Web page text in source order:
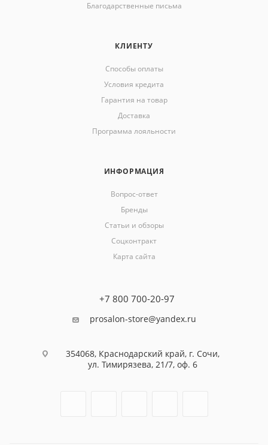
Благодарственные письма
КЛИЕНТУ
Способы оплаты
Условия кредита
Гарантия на товар
Доставка
Программа лояльности
ИНФОРМАЦИЯ
Вопрос-ответ
Бренды
Статьи и обзоры
Соцконтракт
Карта сайта
+7 800 700-20-97
prosalon-store@yandex.ru
354068, Краснодарский край, г. Сочи,
ул. Тимирязева, 21/7, оф. 6